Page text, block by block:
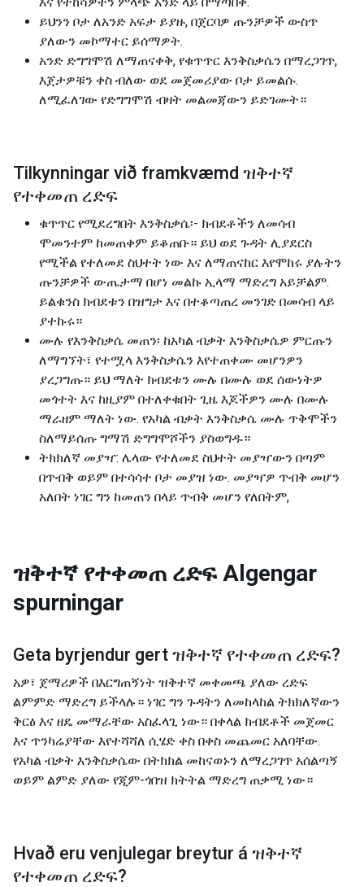
ይህንን ቦታ ለአንድ አፍታ ይያዙ, በጀርባዎ ጡንቻዎች ውስጥ
ያለውን መኮማተር ይሰማዎት.
አንድ ድግግሞሽ ለማጠናቀቅ, የቁጥጥር እንቅስቃሴን በማረጋገጥ,
እጀታዎቹን ቀስ ብለው ወደ መጀመሪያው ቦታ ይመልሱ.
ለሚፈለገው የድግግሞሽ ብዛት መልመጃውን ይድገሙት።
Tilkynningar við framkvæmd ዝቅተኛ
የተቀመጠ ረድፍ
ቁጥጥር የሚደረግበት እንቅስቃሴ፡- ክብደቶችን ለመሳብ
ሞመንተም ከመጠቀም ይቆጠቡ። ይህ ወደ ጉዳት ሊያደርስ
የሚችል የተለመደ ስህተት ነው እና ለማጠናከር እየሞከሩ ያሉትን
ጡንቻዎች ውጤታማ በሆነ መልኩ ኢላማ ማድረግ አይቻልም.
ይልቁንስ ክብደቱን በዝግታ እና በተቆጣጠረ መንገድ በመሳብ ላይ
ያተኩሩ።
ሙሉ የእንቅስቃሴ መጠን፡ ከአካል ብቃት እንቅስቃሴዎ ምርጡን
ለማግኘት፣ የተሟላ እንቅስቃሴን እየተጠቀሙ መሆንዎን
ያረጋግጡ። ይህ ማለት ክብደቱን ሙሉ በሙሉ ወደ ሰውነትዎ
መጎተት እና ከዚያም በተለቀቁበት ጊዜ እጆችዎን ሙሉ በሙሉ
ማራዘም ማለት ነው. የአካል ብቃት እንቅስቃሴ ሙሉ ጥቅሞችን
ስለማይሰጡ ግማሽ ድግግሞሾችን ያስወግዱ።
ትክክለኛ መያዣ: ሌላው የተለመደ ስህተት መያዣውን በጣም
በጥብቅ ወይም በተሳሳተ ቦታ መያዝ ነው. መያዣዎ ጥብቅ መሆን
አለበት ነገር ግን ከመጠን በላይ ጥብቅ መሆን የለበትም,
ዝቅተኛ የተቀመጠ ረድፍ Algengar
spurningar
Geta byrjendur gert ዝቅተኛ የተቀመጠ ረድፍ?
አዎ፣ ጀማሪዎች በእርግጠኝነት ዝቅተኛ መቀመጫ ያለው ረድፍ
ልምምድ ማድረግ ይችላሉ። ነገር ግን ጉዳትን ለመከላከል ትክክለኛውን
ቅርፅ እና ዘዴ መማራቸው አስፈላጊ ነው። በቀላል ክብደቶች መጀመር
እና ጥንካሬያቸው እየተሻሻለ ሲሄድ ቀስ በቀስ መጨመር አለባቸው.
የአካል ብቃት እንቅስቃሴው በትክክል መከናወኑን ለማረጋገጥ አሰልጣኝ
ወይም ልምድ ያለው የጂም-ጎበዝ ክትትል ማድረግ ጠቃሚ ነው።
Hvað eru venjulegar breytur á ዝቅተኛ
የተቀመጠ ረድፍ?